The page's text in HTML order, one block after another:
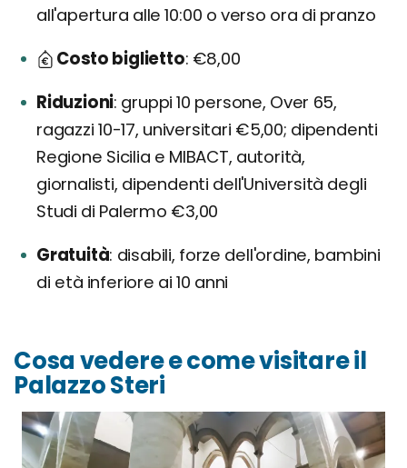
all'apertura alle 10:00 o verso ora di pranzo
Costo biglietto €8,00
Riduzioni gruppi 10 persone, Over 65,
ragazzi 10-17, universitari €5,00; dipendenti
Regione Sicilia e MIBACT, autorità,
giornalisti, dipendenti dell'Università degli
Studi di Palermo €3,00
Gratuità disabili, forze dell'ordine, bambini
di età inferiore ai 10 anni
Cosa vedere e come visitare il
Palazzo Steri